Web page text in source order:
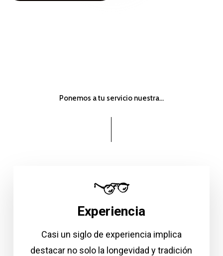
Ponemos a tu servicio nuestra…
Experiencia
Casi un siglo de experiencia implica
destacar no solo la longevidad y tradición